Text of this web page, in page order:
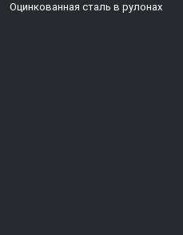
Оцинкованная сталь в рулонах